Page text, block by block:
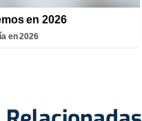
en 2026
en 2026